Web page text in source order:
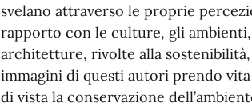
svelano attraverso le proprie
rapporto con le culture, gli
architetture, rivolte alla
immagini di questi autori prendo
di vista la conservazione